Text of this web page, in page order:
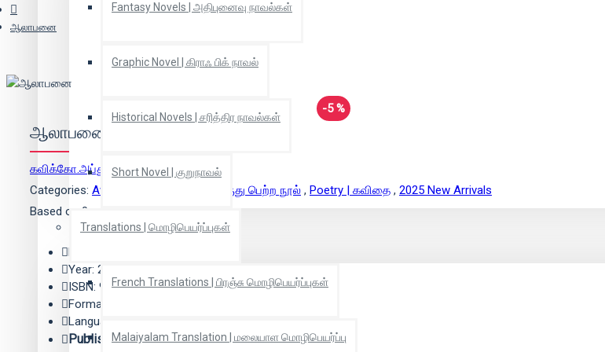
Fantasy Novels | அதிபுனைவு நாவல்கள்
Graphic Novel | கிராஃ பிக் நாவல்
Historical Novels | சரித்திர நாவல்கள்
Short Novel | குறுநாவல்
Translations | மொழிபெயர்ப்புகள்
French Translations | பிரஞ்சு மொழிபெயர்ப்புகள்
Malaiyalam Translation | மலையாள மொழிபெயர்ப்பு
ஆலாபனை
-5 %
ஆலாபனை
கவிக்கோ.அப்துல் ரகுமான்(ஆசிரியர்)
Categories: Award Winning Books | விருது பெற்ற நூல் , Poetry | கவிதை , 2025 New Arrivals
Based on 0 reviews.
Edition: 1
Year: 2025
ISBN: 9789349539693
Format: Paper Back
Language: Tamil
Publisher: மீ வெளியீடு